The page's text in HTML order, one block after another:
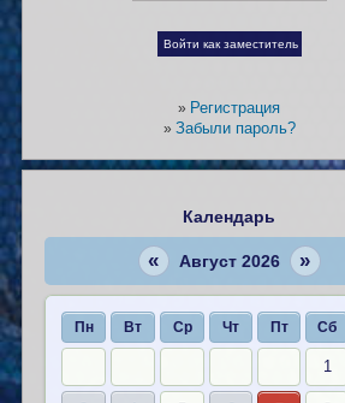
» Регистрация
» Забыли пароль?
Календарь
« Август 2026 »
Пн Вт Ср Чт Пт Сб
1